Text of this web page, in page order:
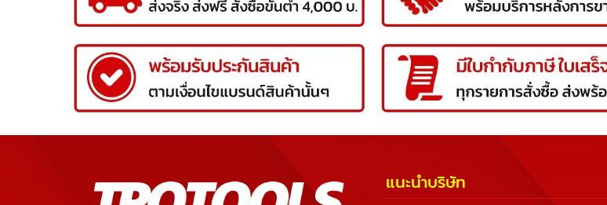
แนะนำบริษัท